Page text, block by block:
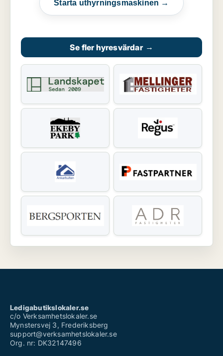
Starta uthyrningsmaskinen →
Se fler hyresvärdar →
Ledigabutikslokaler.se
c/o Verksamhetslokaler.se
Mynstersvej 3, Frederiksberg
support@verksamhetslokaler.se
Org. nr: DK32147496